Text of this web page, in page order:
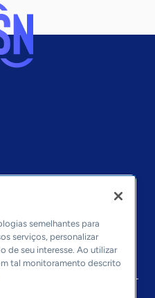
semelhantes para
serviços, personalizar
de seu interesse. Ao utilizar
tal monitoramento descrito